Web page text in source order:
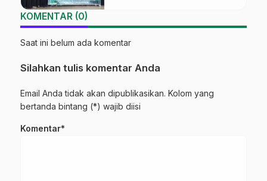
KOMENTAR (0)
Saat ini belum ada komentar
Silahkan tulis komentar Anda
Email Anda tidak akan dipublikasikan. Kolom yang
bertanda bintang (*) wajib diisi
Komentar*